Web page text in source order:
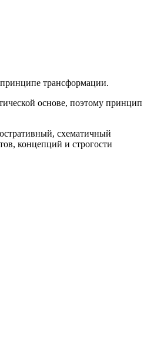
трансформации.
основе, поэтому принцип
схематичный
концепций и строгости